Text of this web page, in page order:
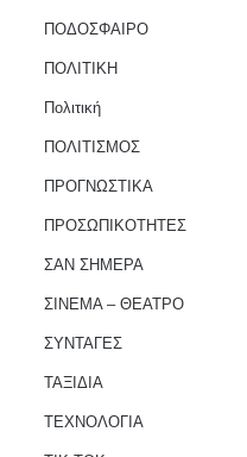
ΠΟΔΟΣΦΑΙΡΟ
ΠΟΛΙΤΙΚΗ
Πολιτική
ΠΟΛΙΤΙΣΜΟΣ
ΠΡΟΓΝΩΣΤΙΚΑ
ΠΡΟΣΩΠΙΚΟΤΗΤΕΣ
ΣΑΝ ΣΗΜΕΡΑ
ΣΙΝΕΜΑ – ΘΕΑΤΡΟ
ΣΥΝΤΑΓΕΣ
ΤΑΞΙΔΙΑ
ΤΕΧΝΟΛΟΓΙΑ